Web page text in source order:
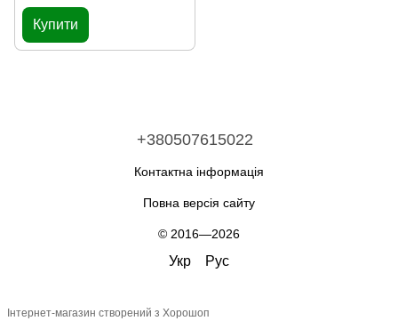
Купити
+380507615022
Контактна інформація
Повна версія сайту
© 2016—2026
Укр Рус
Інтернет-магазин створений з Хорошоп